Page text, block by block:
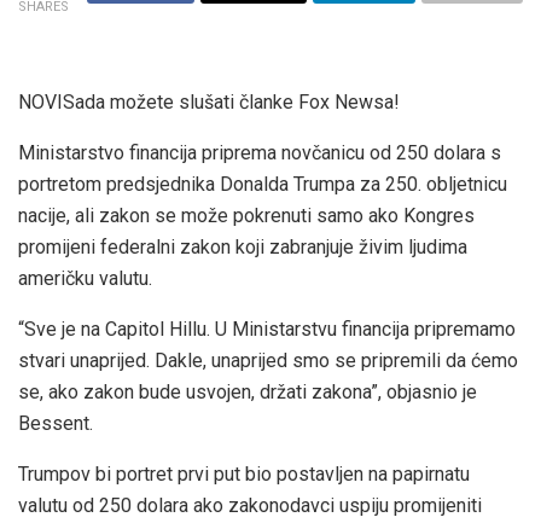
SHARES
NOVISada možete slušati članke Fox Newsa!
Ministarstvo financija priprema novčanicu od 250 dolara s
portretom predsjednika Donalda Trumpa za 250. obljetnicu
nacije, ali zakon se može pokrenuti samo ako Kongres
promijeni federalni zakon koji zabranjuje živim ljudima
američku valutu.
“Sve je na Capitol Hillu. U Ministarstvu financija pripremamo
stvari unaprijed. Dakle, unaprijed smo se pripremili da ćemo
se, ako zakon bude usvojen, držati zakona”, objasnio je
Bessent.
Trumpov bi portret prvi put bio postavljen na papirnatu
valutu od 250 dolara ako zakonodavci uspiju promijeniti